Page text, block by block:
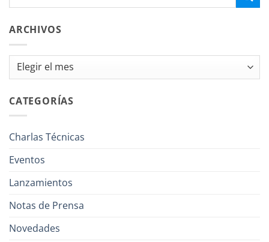
ARCHIVOS
Archivos
CATEGORÍAS
Charlas Técnicas
Eventos
Lanzamientos
Notas de Prensa
Novedades